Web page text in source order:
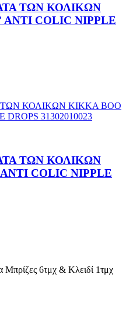
ΤΩΝ ΚΟΛΙΚΩΝ
COLIC NIPPLE
ΤΩΝ ΚΟΛΙΚΩΝ
COLIC NIPPLE